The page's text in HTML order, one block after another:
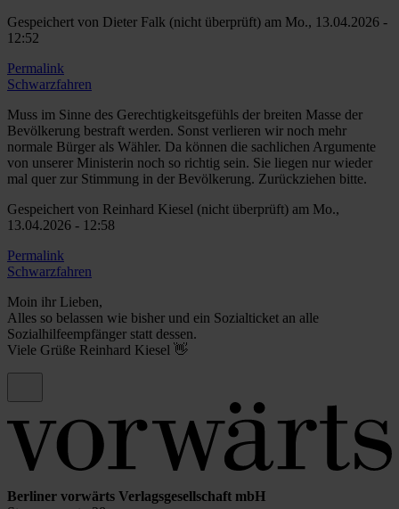
Gespeichert von Dieter Falk (nicht überprüft) am Mo., 13.04.2026 -
12:52
Permalink
Schwarzfahren
Muss im Sinne des Gerechtigkeitsgefühls der breiten Masse der
Bevölkerung bestraft werden. Sonst verlieren wir noch mehr
normale Bürger als Wähler. Da können die sachlichen Argumente
von unserer Ministerin noch so richtig sein. Sie liegen nur wieder
mal quer zur Stimmung in der Bevölkerung. Zurückziehen bitte.
Gespeichert von Reinhard Kiesel (nicht überprüft) am Mo.,
13.04.2026 - 12:58
Permalink
Schwarzfahren
Moin ihr Lieben,
Alles so belassen wie bisher und ein Sozialticket an alle
Sozialhilfeempfänger statt dessen.
Viele Grüße Reinhard Kiesel 👋
Berliner vorwärts Verlagsgesellschaft mbH